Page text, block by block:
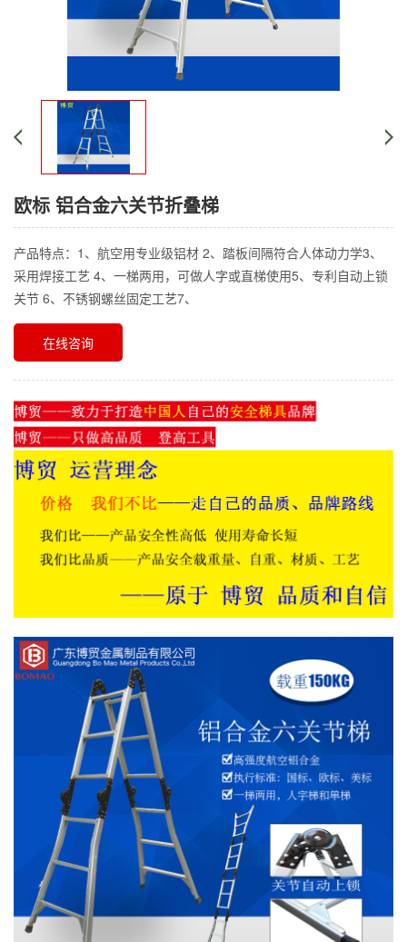
欧标 铝合金六关节折叠梯
产品特点：1、航空用专业级铝材 2、踏板间隔符合人体动力学3、
采用焊接工艺 4、一梯两用，可做人字或直梯使用5、专利自动上锁
关节 6、不锈钢螺丝固定工艺7、
在线咨询